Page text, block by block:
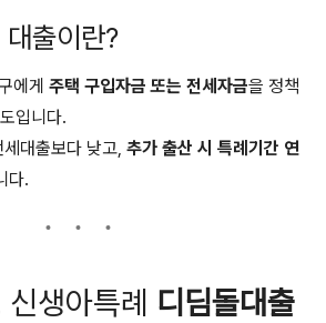
출이란?
에게 주택 구입자금 또는 전세자금을 정책
입니다.
대출보다 낮고, 추가 출산 시 특례기간 연
다.
생아특례 디딤돌대출